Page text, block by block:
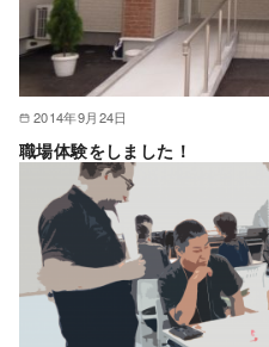
2014年9月24日
職場体験をしました！